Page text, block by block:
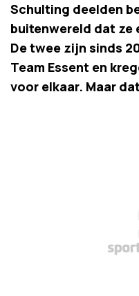
Schulting deelden
buitenwereld dat ze
De twee zijn sinds
Team Essent en
voor elkaar. Maar